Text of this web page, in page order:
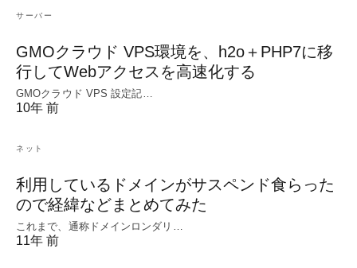
サーバー
GMOクラウド VPS環境を、h2o＋PHP7に移
行してWebアクセスを高速化する
GMOクラウド VPS 設定記…
10年 前
ネット
利用しているドメインがサスペンド食らった
ので経緯などまとめてみた
これまで、通称ドメインロンダリ…
11年 前